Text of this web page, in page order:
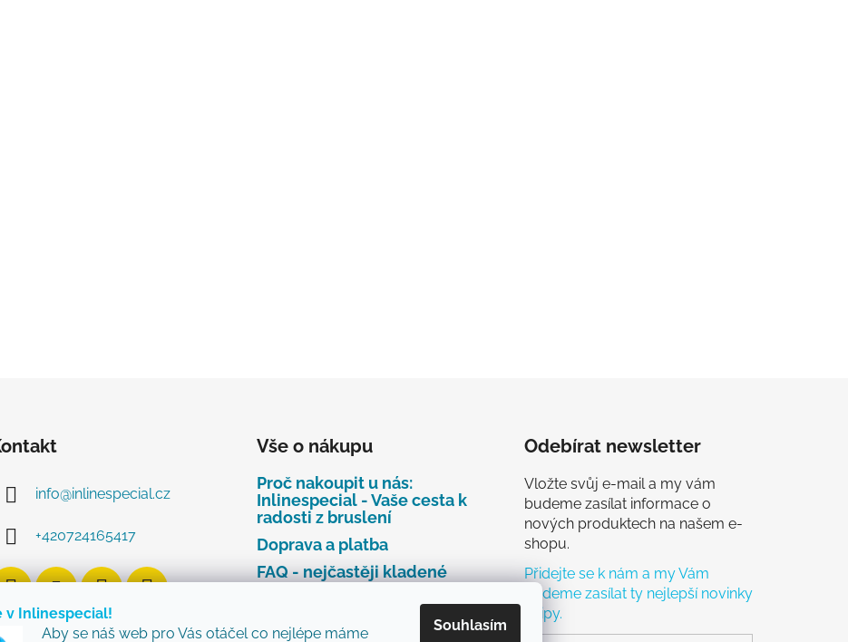
v Inlinespecial!
Aby se náš web pro Vás otáčel co nejlépe máme
Souhlasím
info@inlinespecial.cz
+420724165417
Vše o nákupu
Proč nakoupit u nás:
Inlinespecial - Vaše cesta k
radosti z bruslení
Doprava a platba
FAQ - nejčastěji kladené
dotazy
Najdete u nás tyto značky
Odebírat newsletter
Vložte svůj e-mail a my vám
budeme zasílat informace o
nových produktech na našem e-
shopu.
Přidejte se k nám a my Vám
budeme zasílat ty nejlepší novinky
a tipy.